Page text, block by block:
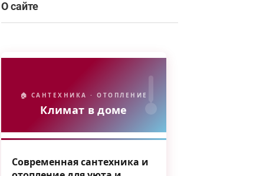
О сайте
🏠 САНТЕХНИКА · ОТОПЛЕНИЕ
Климат в доме
Современная сантехника и